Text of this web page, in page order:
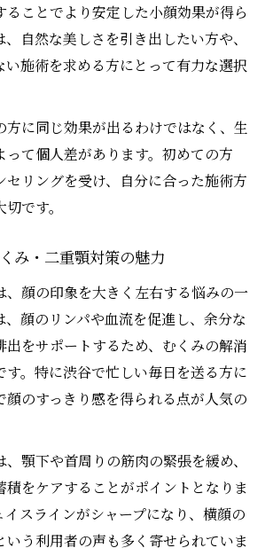
ることでより安定した小顔効果が得ら
自然な美しさを引き出したい方や、
い施術を求める方にとって有力な選択
方に同じ効果が出るわけではなく、生
って個人差があります。初めての方
セリングを受け、自分に合った施術方
です。
み・二重顎対策の魅力
、顔の印象を大きく左右する悩みの一
顔のリンパや血流を促進し、余分な
出をサポートするため、むくみの解消
す。特に渋谷で忙しい毎日を送る方に
顔のすっきり感を得られる点が人気の
顎下や首周りの筋肉の緊張を緩め、
積をケアすることがポイントとなりま
イスラインがシャープになり、横顔の
いう利用者の声も多く寄せられていま